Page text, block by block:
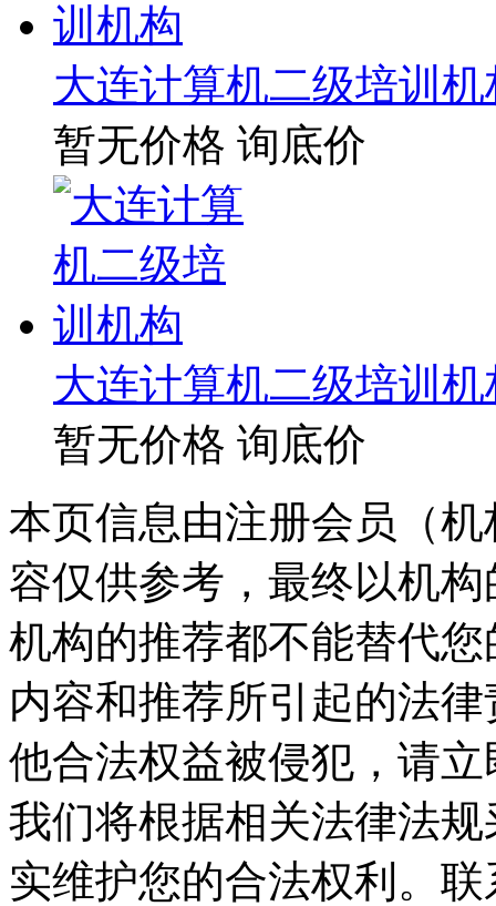
大连计算机二级培训机
暂无价格 询底价
大连计算机二级培训机
暂无价格 询底价
本页信息由注册会员（
容仅供参考，最终以机
机构的推荐都不能替代
内容和推荐所引起的法
他合法权益被侵犯，请
我们将根据相关法律法
实维护您的合法权利。